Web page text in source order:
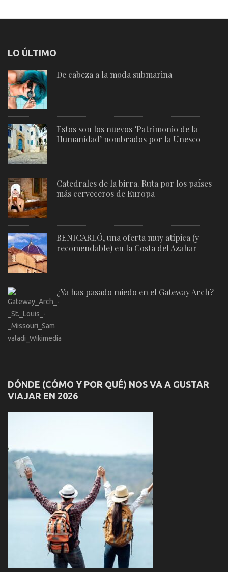
LO ÚLTIMO
De cabeza a la moda submarina
Estos son los nuevos ‘Patrimonio de la
Humanidad’ nombrados por la Unesco
Catedrales de la birra. Ruta por los países
más cerveceros de Europa
BENICARLÓ, una oferta muy atípica (y
recomendable) en la Costa del Azahar
¿Ya has pasado miedo en el Gateway Arch?
DÓNDE (CÓMO Y POR QUÉ) NOS VA A GUSTAR
VIAJAR EN 2026